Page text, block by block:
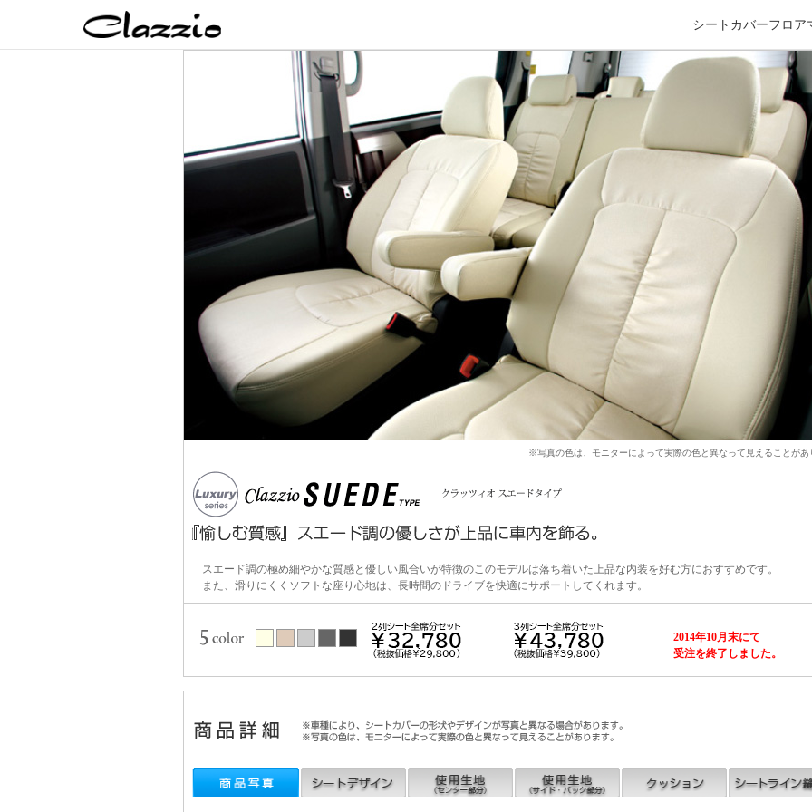
シートカバーフロア
※写真の色は、モニターによって実際の色と異なって見えることがあ
スエード調の極め細やかな質感と優しい風合いが特徴のこのモデルは落ち着いた上品な内装を好む方におすすめです。
また、滑りにくくソフトな座り心地は、長時間のドライブを快適にサポートしてくれます。
2014年10月末にて
受注を終了しました。